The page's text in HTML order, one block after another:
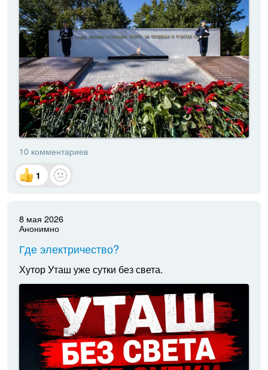
10 комментариев
1
8 мая 2026
Анонимно
Где электричество?
Хутор Уташ уже сутки без света.